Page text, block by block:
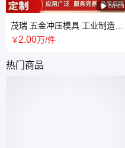
 00:03
茂瑞 五金冲压模具 工业制造必
备 高效冲压之选
￥2.00万/件
热门商品